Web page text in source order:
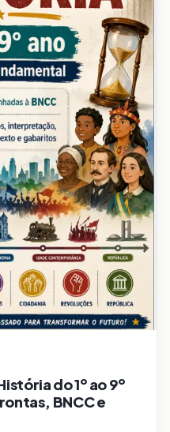
do 1º ao 9º
BNCC e